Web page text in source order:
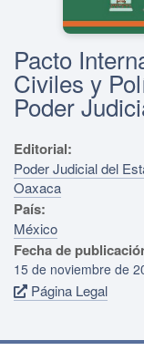
Pacto
Civiles y
Poder
Editorial:
Poder Judicial del
Oaxaca
País:
México
Fecha de
15 de noviembre de
Página Legal